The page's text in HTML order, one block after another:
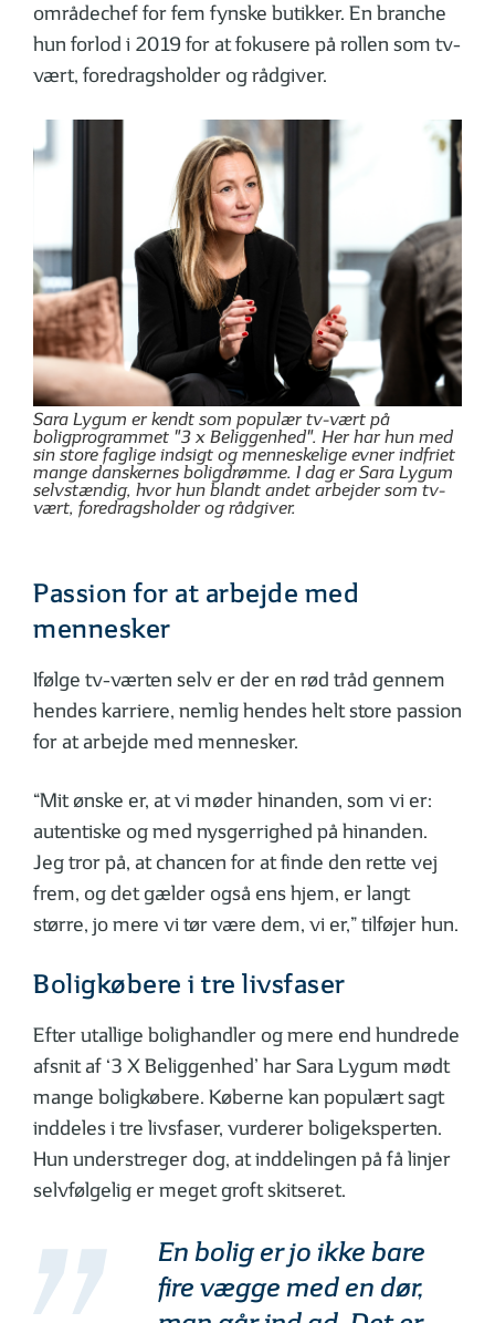
områdechef for fem fynske butikker. En branche
hun forlod i 2019 for at fokusere på rollen som tv-
vært, foredragsholder og rådgiver.
Sara Lygum er kendt som populær tv-vært på
boligprogrammet "3 x Beliggenhed". Her har hun med
sin store faglige indsigt og menneskelige evner indfriet
mange danskernes boligdrømme. I dag er Sara Lygum
selvstændig, hvor hun blandt andet arbejder som tv-
vært, foredragsholder og rådgiver.
Passion for at arbejde med
mennesker
Ifølge tv-værten selv er der en rød tråd gennem
hendes karriere, nemlig hendes helt store passion
for at arbejde med mennesker.
“Mit ønske er, at vi møder hinanden, som vi er:
autentiske og med nysgerrighed på hinanden.
Jeg tror på, at chancen for at finde den rette vej
frem, og det gælder også ens hjem, er langt
større, jo mere vi tør være dem, vi er,” tilføjer hun.
Boligkøbere i tre livsfaser
Efter utallige bolighandler og mere end hundrede
afsnit af ‘3 X Beliggenhed’ har Sara Lygum mødt
mange boligkøbere. Køberne kan populært sagt
inddeles i tre livsfaser, vurderer boligeksperten.
Hun understreger dog, at inddelingen på få linjer
selvfølgelig er meget groft skitseret.
En bolig er jo ikke bare
fire vægge med en dør,